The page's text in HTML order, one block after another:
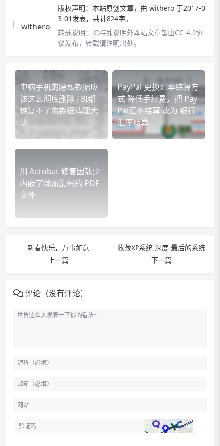
版权声明： 本站原创文章，由 withero 于2017-0
3-01发表，共计824字。
转载说明： 除特殊说明外本站文章皆由CC-4.0协
议发布，转载请注明出处。
电脑手机的隐私数据应
该这么彻底删除 FBI都
恢复不了的数据清理大
法
PayPal 更换汇率结算方
式 降低手续费，把 Pay
Pal汇率结算 改为 银行
汇率结算
用 Acrobat 修复因缺少
内嵌字体而乱码的 PDF
文件
新春快乐，万事如意
上一篇
收藏XP系统 深度-最后的系统
下一篇
评论（没有评论）